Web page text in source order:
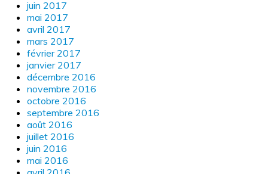
juin 2017
mai 2017
avril 2017
mars 2017
février 2017
janvier 2017
décembre 2016
novembre 2016
octobre 2016
septembre 2016
août 2016
juillet 2016
juin 2016
mai 2016